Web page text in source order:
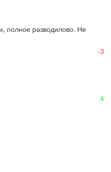
полное разводилово. Не
-3
4